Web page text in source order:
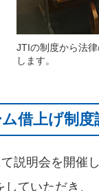
JTIの制度から法
します。
借上げ制度
説明会を開催
ていただき